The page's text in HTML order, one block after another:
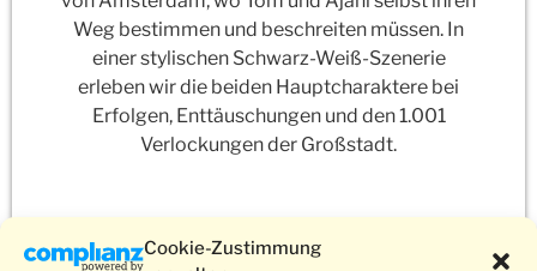
Cookie-Zustimmung
Weg bestimmen und beschreiten müssen. In
einer stylischen Schwarz-Weiß-Szenerie
erleben wir die beiden Hauptcharaktere bei
Erfolgen, Enttäuschungen und den 1.001
Verlockungen der Großstadt.